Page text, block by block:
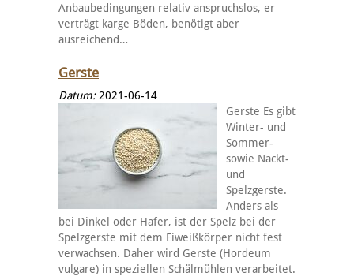
Anbaubedingungen relativ anspruchslos, er
verträgt karge Böden, benötigt aber
ausreichend…
Gerste
Datum:2021-06-14
Gerste Es gibt
Winter- und
Sommer-
sowie Nackt-
und
Spelzgerste.
Anders als
bei Dinkel oder Hafer, ist der Spelz bei der
Spelzgerste mit dem Eiweißkörper nicht fest
verwachsen. Daher wird Gerste (Hordeum
vulgare) in speziellen Schälmühlen verarbeitet.